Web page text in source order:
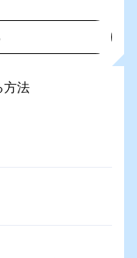
法